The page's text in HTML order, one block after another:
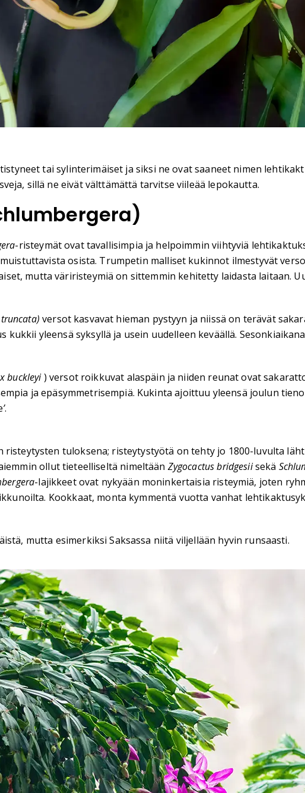
tai sylinterimäiset ja siksi ne ovat saaneet nimen
sillä ne eivät välttämättä tarvitse viileää lepokautta.
-risteymät ovat tavallisimpia ja helpoimmin viihtyviä
osista. Trumpetin malliset kukinnot ilmestyvät
mutta väriristeymiä on sittemmin kehitetty laidasta laitaan.
versot kasvavat hieman pystyyn ja niissä on terävät
kukkii yleensä syksyllä ja usein uudelleen keväällä.
buckleyi) versot roikkuvat alaspäin ja niiden reunat ovat
ja epäsymmetrisempiä. Kukinta ajoittuu yleensä joulun
’.
tuloksena; risteytystyötä on tehty jo 1800-luvulta
ollut tieteelliseltä nimeltään Zygocactus bridgesiisekä
-lajikkeet ovat nykyään moninkertaisia risteymiä, joten
Kookkaat, monta kymmentä vuotta vanhat
mutta esimerkiksi Saksassa niitä viljellään hyvin runsaasti.